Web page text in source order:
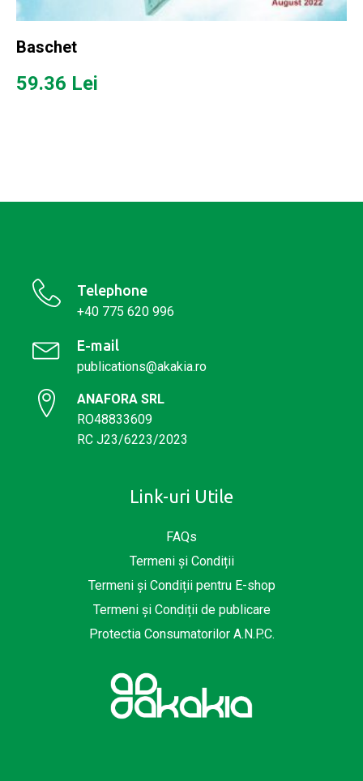
Baschet
59.36 Lei
Telephone
+40 775 620 996
E-mail
publications@akakia.ro
ANAFORA SRL
RO48833609
RC J23/6223/2023
Link-uri Utile
FAQs
Termeni și Condiții
Termeni și Condiții pentru E-shop
Termeni și Condiții de publicare
Protectia Consumatorilor A.N.P.C.